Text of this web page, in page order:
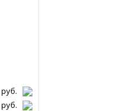
руб.
руб.